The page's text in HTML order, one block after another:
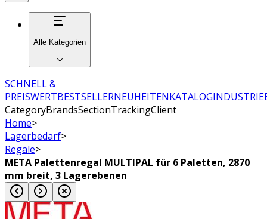
Alle Kategorien
SCHNELL &
PREISWERTBESTSELLERNEUHEITENKATALOG
CategoryBrandsSectionTrackingClient
Home>
Lagerbedarf>
Regale>
META Palettenregal MULTIPAL für 6 Paletten, 2870
mm breit, 3 Lagerebenen